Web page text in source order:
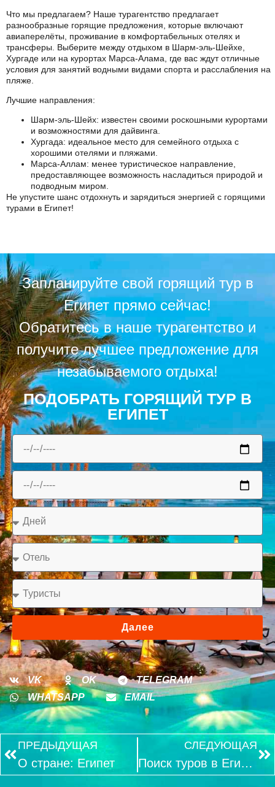
Что мы предлагаем? Наше турагентство предлагает
разнообразные горящие предложения, которые включают
авиаперелёты, проживание в комфортабельных отелях и
трансферы. Выберите между отдыхом в Шарм-эль-Шейхе,
Хургаде или на курортах Марса-Алама, где вас ждут отличные
условия для занятий водными видами спорта и расслабления на
пляже.
Лучшие направления:
Шарм-эль-Шейх: известен своими роскошными курортами
и возможностями для дайвинга.
Хургада: идеальное место для семейного отдыха с
хорошими отелями и пляжами.
Марса-Аллам: менее туристическое направление,
предоставляющее возможность насладиться природой и
подводным миром.
Не упустите шанс отдохнуть и зарядиться энергией с горящими
турами в Египет!
Запланируйте свой горящий тур в
Египет прямо сейчас!
Обратитесь в наше турагентство и
получите лучшее предложение для
незабываемого отдыха!
ПОДОБРАТЬ ГОРЯЩИЙ ТУР В
ЕГИПЕТ
Далее
VK OK
TELEGRAM
WHATSAPP
EMAIL
ПРЕДЫДУЩАЯ
О стране: Египет
СЛЕДУЮЩАЯ
Поиск туров в Египет